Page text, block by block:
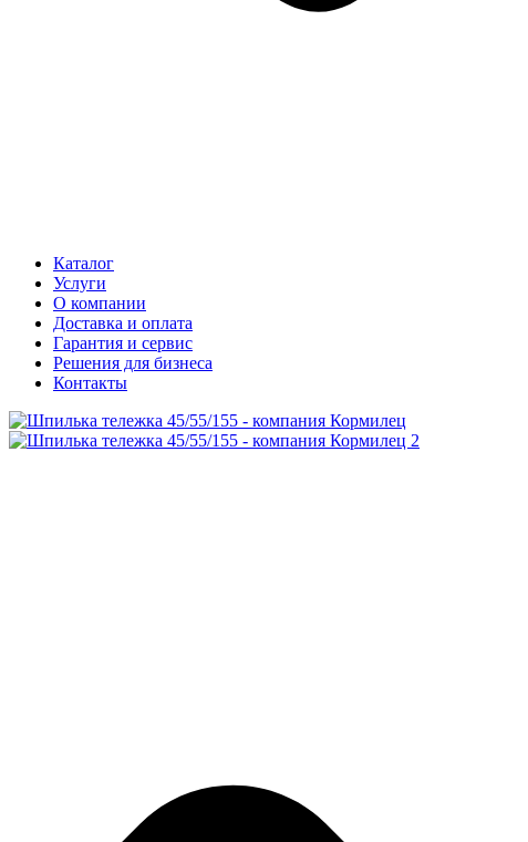
Каталог
Услуги
О компании
Доставка и оплата
Гарантия и сервис
Решения для бизнеса
Контакты